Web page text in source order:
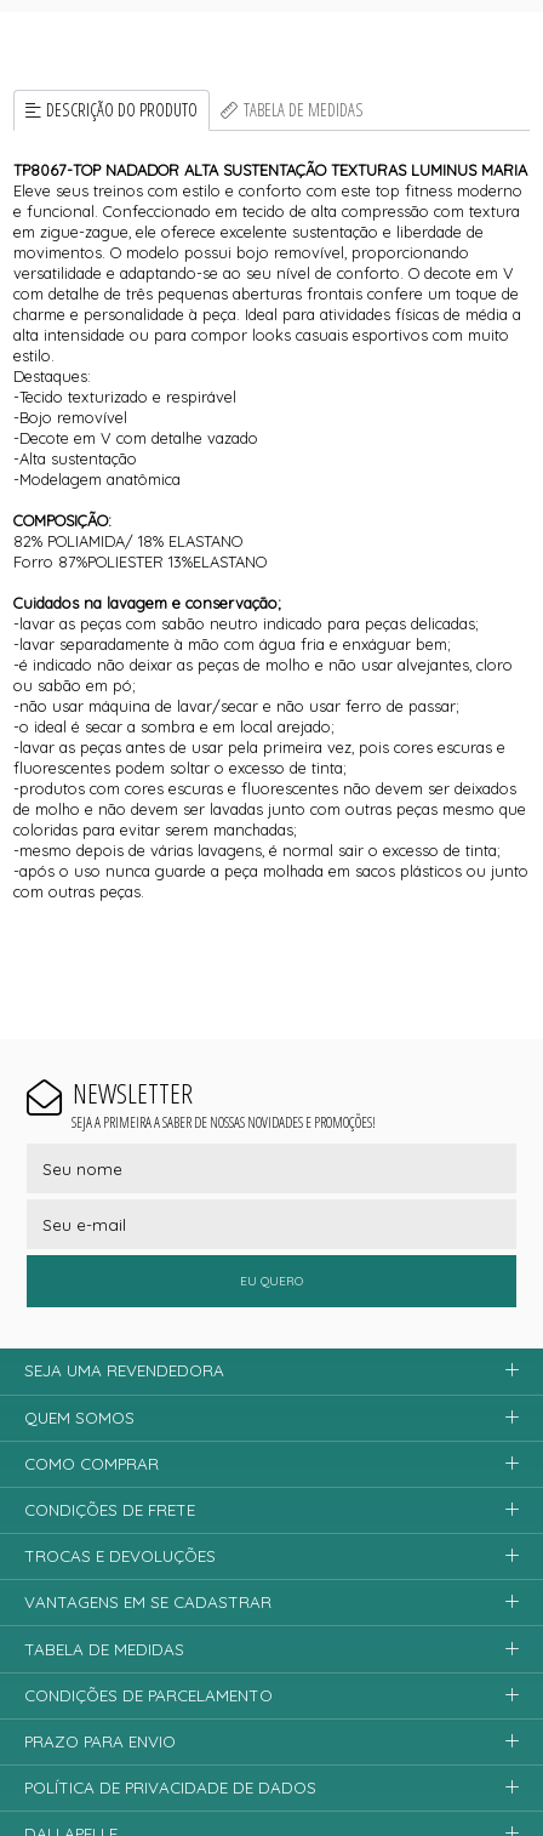
DESCRIÇÃO DO PRODUTO TABELA DE MEDIDAS
TP8067-TOP NADADOR ALTA SUSTENTAÇÃO TEXTURAS LUMINUS MARIA
Eleve seus treinos com estilo e conforto com este top fitness moderno
e funcional. Confeccionado em tecido de alta compressão com textura
em zigue-zague, ele oferece excelente sustentação e liberdade de
movimentos. O modelo possui bojo removível, proporcionando
versatilidade e adaptando-se ao seu nível de conforto. O decote em V
com detalhe de três pequenas aberturas frontais confere um toque de
charme e personalidade à peça. Ideal para atividades físicas de média a
alta intensidade ou para compor looks casuais esportivos com muito
estilo.
Destaques:
-Tecido texturizado e respirável
-Bojo removível
-Decote em V com detalhe vazado
-Alta sustentação
-Modelagem anatômica
COMPOSIÇÃO:
82% POLIAMIDA/ 18% ELASTANO
Forro 87%POLIESTER 13%ELASTANO
Cuidados na lavagem e conservação;
-lavar as peças com sabão neutro indicado para peças delicadas;
-lavar separadamente à mão com água fria e enxáguar bem;
-é indicado não deixar as peças de molho e não usar alvejantes, cloro
ou sabão em pó;
-não usar máquina de lavar/secar e não usar ferro de passar;
-o ideal é secar a sombra e em local arejado;
-lavar as peças antes de usar pela primeira vez, pois cores escuras e
fluorescentes podem soltar o excesso de tinta;
-produtos com cores escuras e fluorescentes não devem ser deixados
de molho e não devem ser lavadas junto com outras peças mesmo que
coloridas para evitar serem manchadas;
-mesmo depois de várias lavagens, é normal sair o excesso de tinta;
-após o uso nunca guarde a peça molhada em sacos plásticos ou junto
com outras peças.
NEWSLETTER
SEJA A PRIMEIRA A SABER DE NOSSAS NOVIDADES E PROMOÇÕES!
EU QUERO
SEJA UMA REVENDEDORA
QUEM SOMOS
COMO COMPRAR
CONDIÇÕES DE FRETE
TROCAS E DEVOLUÇÕES
VANTAGENS EM SE CADASTRAR
TABELA DE MEDIDAS
CONDIÇÕES DE PARCELAMENTO
PRAZO PARA ENVIO
POLÍTICA DE PRIVACIDADE DE DADOS